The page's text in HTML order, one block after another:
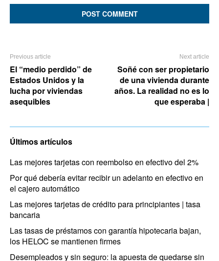
Previous article
El “medio perdido” de
Estados Unidos y la
lucha por viviendas
asequibles
Next article
Soñé con ser propietario
de una vivienda durante
años. La realidad no es lo
que esperaba |
Últimos artículos
Las mejores tarjetas con reembolso en efectivo del 2%
Por qué debería evitar recibir un adelanto en efectivo en
el cajero automático
Las mejores tarjetas de crédito para principiantes | tasa
bancaria
Las tasas de préstamos con garantía hipotecaria bajan,
los HELOC se mantienen firmes
Desempleados y sin seguro: la apuesta de quedarse sin